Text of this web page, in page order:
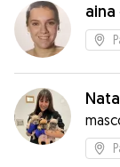
aina ·